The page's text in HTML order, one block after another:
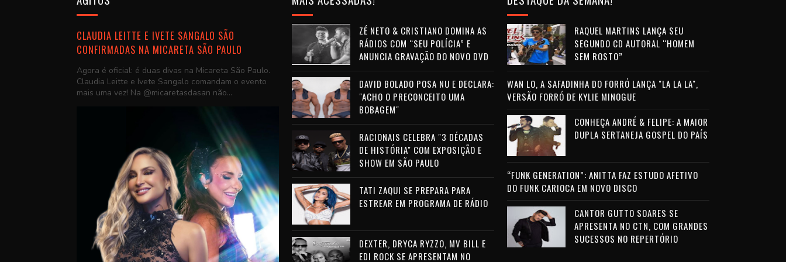
CLAUDIA LEITTE E IVETE SANGALO SÃO
CONFIRMADAS NA MICARETA SÃO PAULO
Agora é oficial: é duas divas na Micareta São Paulo.
Claudia Leitte e Ivete Sangalo comandam o evento
mais uma vez! Na @micaretasdasan não...
ZÉ NETO & CRISTIANO DOMINA AS
RÁDIOS COM “SEU POLÍCIA” E
ANUNCIA GRAVAÇÃO DO NOVO DVD
DAVID BOLADO POSA NU E DECLARA:
"ACHO O PRECONCEITO UMA
BOBAGEM"
RACIONAIS CELEBRA "3 DÉCADAS
DE HISTÓRIA" COM EXPOSIÇÃO E
SHOW EM SÃO PAULO
TATI ZAQUI SE PREPARA PARA
ESTREAR EM PROGRAMA DE RÁDIO
DEXTER, DRYCA RYZZO, MV BILL E
EDI ROCK SE APRESENTAM NO
RAQUEL MARTINS LANÇA SEU
SEGUNDO CD AUTORAL “HOMEM
SEM ROSTO”
WAN LO, A SAFADINHA DO FORRÓ LANÇA "LA LA LA",
VERSÃO FORRÓ DE KYLIE MINOGUE
CONHEÇA ANDRÉ & FELIPE: A MAIOR
DUPLA SERTANEJA GOSPEL DO PAÍS
“FUNK GENERATION”: ANITTA FAZ ESTUDO AFETIVO
DO FUNK CARIOCA EM NOVO DISCO
CANTOR GUTTO SOARES SE
APRESENTA NO CTN, COM GRANDES
SUCESSOS NO REPERTÓRIO